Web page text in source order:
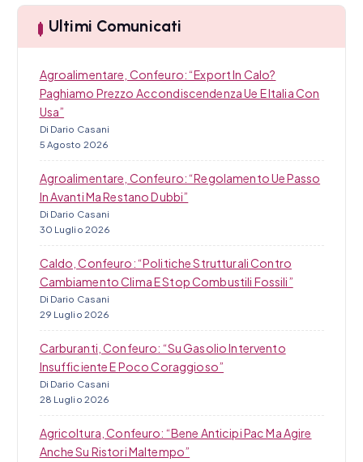
a
Ultimi Comunicati
Agroalimentare, Confeuro: “Export In Calo?
Paghiamo Prezzo Accondiscendenza Ue E Italia Con
Usa”
Di Dario Casani
5 Agosto 2026
Agroalimentare, Confeuro: “Regolamento Ue Passo
In Avanti Ma Restano Dubbi”
Di Dario Casani
30 Luglio 2026
Caldo, Confeuro: “Politiche Strutturali Contro
Cambiamento Clima E Stop Combustili Fossili”
Di Dario Casani
29 Luglio 2026
Carburanti, Confeuro: “Su Gasolio Intervento
Insufficiente E Poco Coraggioso”
Di Dario Casani
28 Luglio 2026
Agricoltura, Confeuro: “Bene Anticipi Pac Ma Agire
Anche Su Ristori Maltempo”